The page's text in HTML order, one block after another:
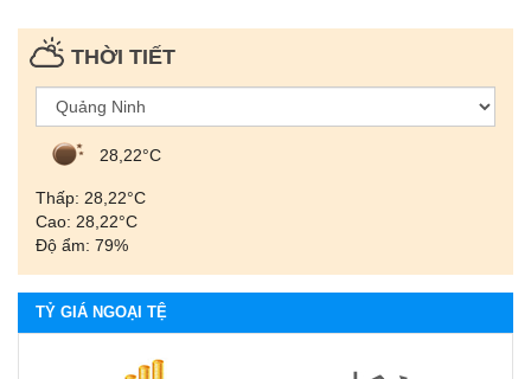
THỜI TIẾT
28,22°С
Thấp: 28,22°С
Cao: 28,22°С
Độ ẩm: 79%
TỶ GIÁ NGOẠI TỆ